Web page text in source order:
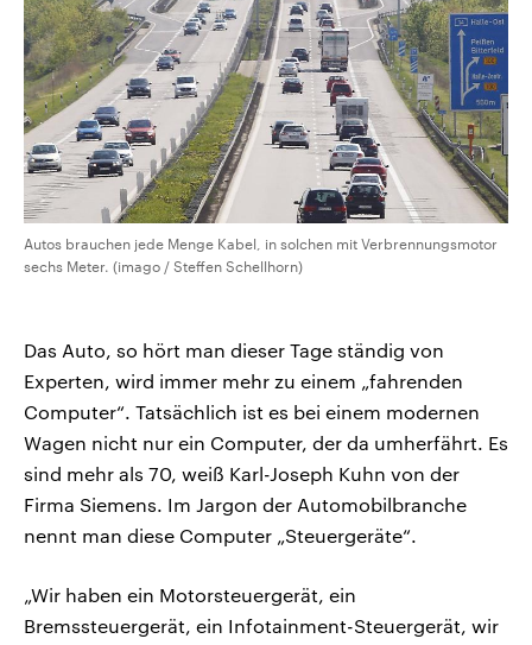
Autos brauchen jede Menge Kabel, in solchen mit Verbrennungsmotor
sechs Meter. (imago / Steffen Schellhorn)
Das Auto, so hört man dieser Tage ständig von
Experten, wird immer mehr zu einem „fahrenden
Computer“. Tatsächlich ist es bei einem modernen
Wagen nicht nur ein Computer, der da umherfährt. Es
sind mehr als 70, weiß Karl-Joseph Kuhn von der
Firma Siemens. Im Jargon der Automobilbranche
nennt man diese Computer „Steuergeräte“.
„Wir haben ein Motorsteuergerät, ein
Bremssteuergerät, ein Infotainment-Steuergerät, wir